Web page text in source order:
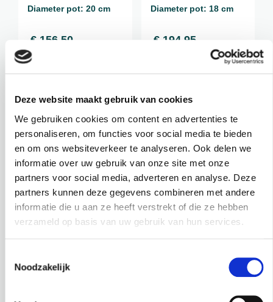
Deze website maakt gebruik van cookies
We gebruiken cookies om content en advertenties te
personaliseren, om functies voor social media te bieden
en om ons websiteverkeer te analyseren. Ook delen we
informatie over uw gebruik van onze site met onze
partners voor social media, adverteren en analyse. Deze
partners kunnen deze gegevens combineren met andere
informatie die u aan ze heeft verstrekt of die ze hebben
verzameld op basis van uw gebruik van hun services.
Noodzakelijk
Diameter pot: 20 cm
€ 156,50
incl. BTW
Diameter pot: 18 cm
€194,95
OLEA EUROPAEA / SC-
2014
BOL
Hoogte: 85 cm
POTTEN / SC-7076
NATURAL
ORB BLACK